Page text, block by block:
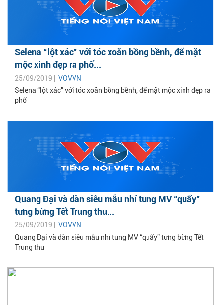
Selena “lột xác” với tóc xoăn bồng bềnh, để mặt
mộc xinh đẹp ra phố...
25/09/2019 | VOVVN
Selena “lột xác” với tóc xoăn bồng bềnh, để mặt mộc xinh đẹp ra
phố
Quang Đại và dàn siêu mẫu nhí tung MV “quẩy”
tưng bừng Tết Trung thu...
25/09/2019 | VOVVN
Quang Đại và dàn siêu mẫu nhí tung MV “quẩy” tưng bừng Tết
Trung thu